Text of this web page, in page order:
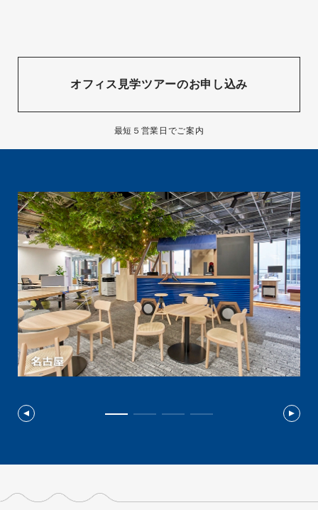
オフィス見学ツアーのお申し込み
最短５営業日でご案内